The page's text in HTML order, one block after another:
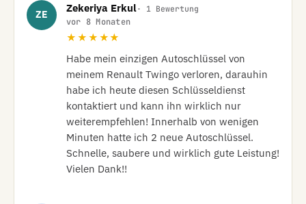
ZE
Zekeriya Erkul· 1 Bewertung
vor 8 Monaten
★★★★★
Habe mein einzigen Autoschlüssel von
meinem Renault Twingo verloren, darauhin
habe ich heute diesen Schlüsseldienst
kontaktiert und kann ihn wirklich nur
weiterempfehlen! Innerhalb von wenigen
Minuten hatte ich 2 neue Autoschlüssel.
Schnelle, saubere und wirklich gute Leistung!
Vielen Dank!!